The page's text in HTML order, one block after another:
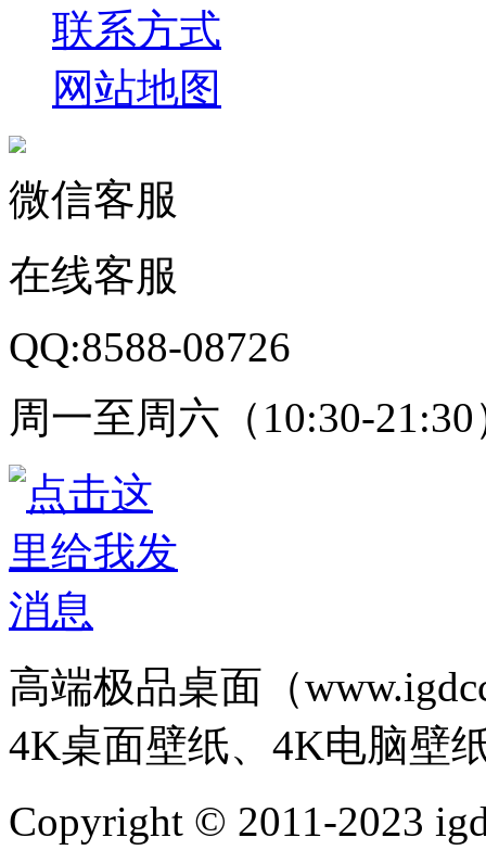
联系方式
网站地图
微信客服
在线客服
QQ:8588-08726
周一至周六（10:30-21:30
高端极品桌面（
4K桌面壁纸、4K电脑壁
Copyright © 2011-2023